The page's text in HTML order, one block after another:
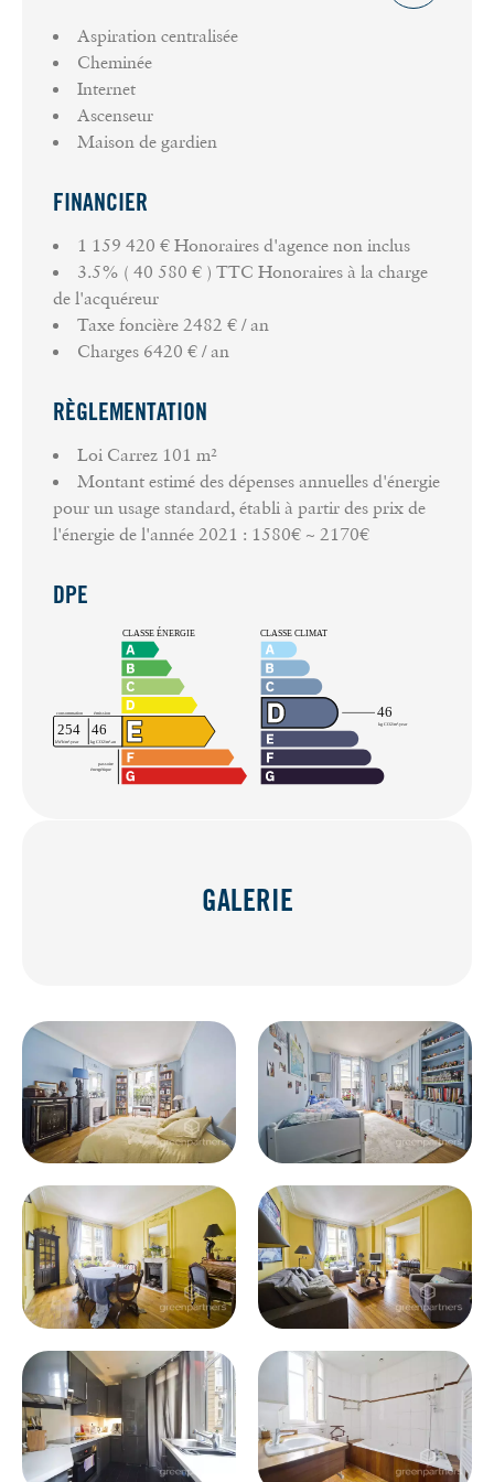
détention de fonds), RSAC PARIS 2022AC00354,
agent commercial de la SAS GreenPartners titulaire
de la carte professionnelle délivrée par la CCI de
Paris Ile-de-France.
Aspiration centralisée
Cheminée
Internet
Ascenseur
Maison de gardien
FINANCIER
1 159 420 € Honoraires d'agence non inclus
3.5% ( 40 580 € ) TTC Honoraires à la charge
de l'acquéreur
Taxe foncière 2482 € / an
Charges 6420 € / an
RÈGLEMENTATION
Loi Carrez 101 m²
Montant estimé des dépenses annuelles d'énergie
pour un usage standard, établi à partir des prix de
l'énergie de l'année 2021 : 1580€ ~ 2170€
DPE
GALERIE